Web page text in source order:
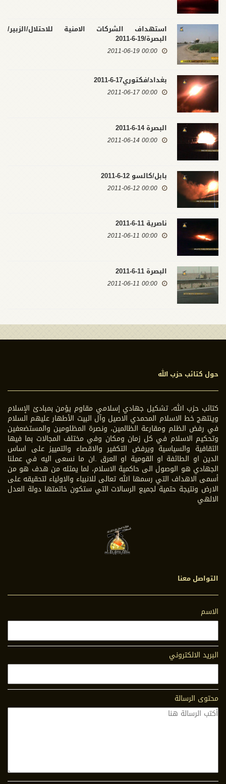
استهداف الشركات الامنية للاحتلال/الزبير/
البصرة/19-6-2011
00:00 2011-06-19
بغداد/فكتوري17-6-2011
00:00 2011-06-17
البصرة 14-6-2011
00:00 2011-06-14
بابل/كالسو 12-6-2011
00:00 2011-06-12
ناصرية 11-6-2011
00:00 2011-06-11
البصرة 11-6-2011
00:00 2011-06-11
حول كتائب حزب الله
كتائب حزب الله، تشكيل جهادي إسلامي مقاوم يؤمن بمبادئ الإسلام
وينتهج خط الاسلام المحمدي الاصيل وآل البيت الأطهار عليهم السلام
في رفض الظلم ومقارعة الظالمين، ونصرة المظلومين والمستضعفين
وتحكيم الاسلام في كل زمان ومكان وفي مختلف المجالات بما فيها
الثقافية والسياسية ويرفض التكفير والاقصاء والتمييز على اساس
الدين او الطائفة او القومية او العرق .ان ما نسعى اليه في عملنا
الجهادي هو الوصول الى حاكمية الاسلام، لما يمثله من هدف هو من
أسمى الاهداف التي رسمها الله تعالى للانبياء والاولياء لتحقيقه على
الارض ونتيجة حتمية لجميع الرسالات التي ستكون خاتمتها دولة العدل
الالهي
التواصل معنا
الاسم
البريد الالكتروني
محتوى الرسالة